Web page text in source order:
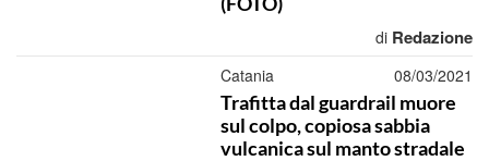
di Redazione
Catania 08/03/2021
Trafitta dal guardrail muore
sul colpo, copiosa sabbia
vulcanica sul manto stradale